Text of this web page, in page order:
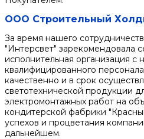
ООО Строительный
За время нашего
"Интерсвет" зарекомендовала
исполнительная организация с
квалифицированного
качественно и в срок
светотехнической продукции
электромонтажных работ на
кондитерской фабрики
успехов и процветания
дальнейшем.